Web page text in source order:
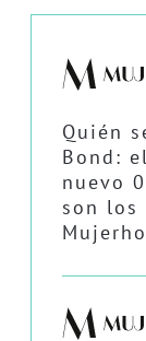
Quién
Bond:
nuevo
son los